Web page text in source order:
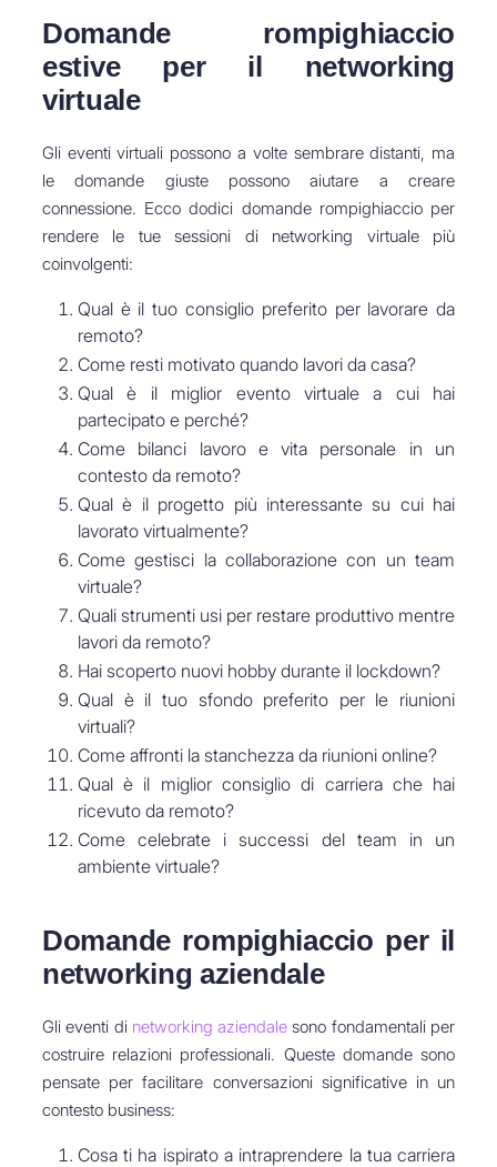
Domande rompighiaccio
estive per il networking
virtuale
Gli eventi virtuali possono a volte sembrare distanti, ma
le domande giuste possono aiutare a creare
connessione. Ecco dodici domande rompighiaccio per
rendere le tue sessioni di networking virtuale più
coinvolgenti:
Qual è il tuo consiglio preferito per lavorare da
remoto?
Come resti motivato quando lavori da casa?
Qual è il miglior evento virtuale a cui hai
partecipato e perché?
Come bilanci lavoro e vita personale in un
contesto da remoto?
Qual è il progetto più interessante su cui hai
lavorato virtualmente?
Come gestisci la collaborazione con un team
virtuale?
Quali strumenti usi per restare produttivo mentre
lavori da remoto?
Hai scoperto nuovi hobby durante il lockdown?
Qual è il tuo sfondo preferito per le riunioni
virtuali?
Come affronti la stanchezza da riunioni online?
Qual è il miglior consiglio di carriera che hai
ricevuto da remoto?
Come celebrate i successi del team in un
ambiente virtuale?
Domande rompighiaccio per il
networking aziendale
Gli eventi di networking aziendale sono fondamentali per
costruire relazioni professionali. Queste domande sono
pensate per facilitare conversazioni significative in un
contesto business:
Cosa ti ha ispirato a intraprendere la tua carriera